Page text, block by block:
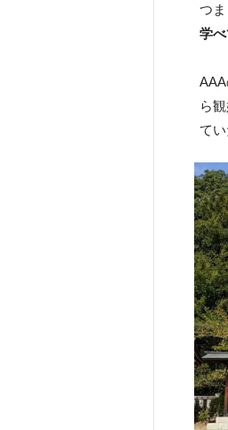
つ
学
ら
てい